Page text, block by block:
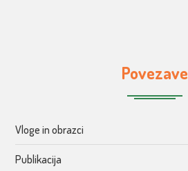
Povezave
Vloge in obrazci
Publikacija